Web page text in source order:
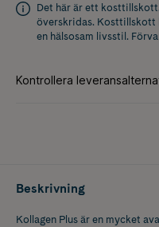
Det här är ett
överskridas. Kosttillskott
en hälsosam livsstil.
Beskrivning
Kollagen Plus är en mycket